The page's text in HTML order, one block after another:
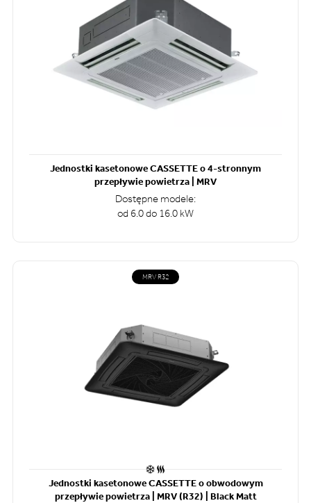
Jednostki kasetonowe CASSETTE o 4-stronnym
przepływie powietrza | MRV
Dostępne modele:
od 6.0 do 16.0 kW
MRV R32
Jednostki kasetonowe CASSETTE o obwodowym
przepływie powietrza | MRV (R32) | Black Matt